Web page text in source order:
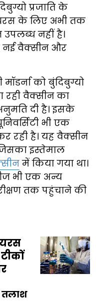
प्रजाति के
के लिए अभी तक
नहीं है।
नई वैक्सीन और
को बुंदिबुग्यो
रही वैक्सीन का
दी है। इसके
भी एक
रही है। यह वैक्सीन
इस्तेमाल
में किया गया था।
भी एक अन्य
तक पहुंचाने की
तलाश